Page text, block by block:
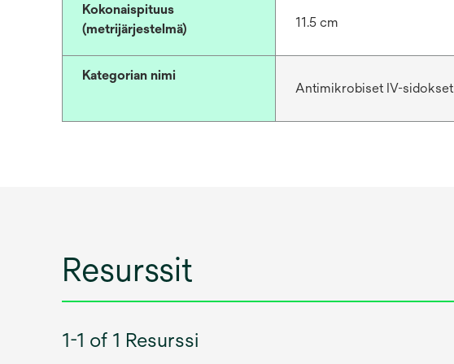
Kokonaispituus
(metrijärjestelmä)
11.5 cm
Kategorian nimi
Antimikrobiset IV-sidokset
Resurssit
1-1 of 1 Resurssi